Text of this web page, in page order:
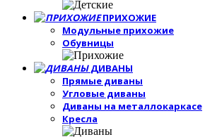
ПРИХОЖИЕ
Модульные прихожие
Обувницы
ДИВАНЫ
Прямые диваны
Угловые диваны
Диваны на металлокаркасе
Кресла